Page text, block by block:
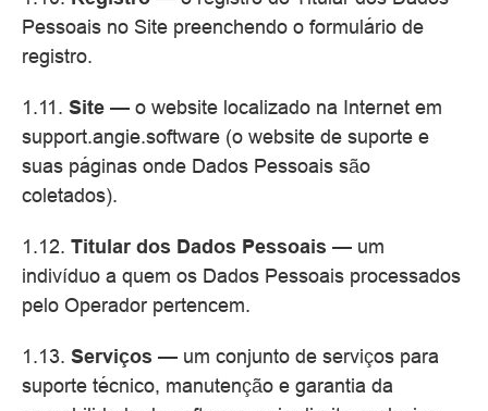
Pessoais no Site preenchendo o formulário de
registro.
1.11. Site — o website localizado na Internet em
support.angie.software (o website de suporte e
suas páginas onde Dados Pessoais são
coletados).
1.12. Titular dos Dados Pessoais — um
indivíduo a quem os Dados Pessoais processados
pelo Operador pertencem.
1.13. Serviços — um conjunto de serviços para
suporte técnico, manutenção e garantia da